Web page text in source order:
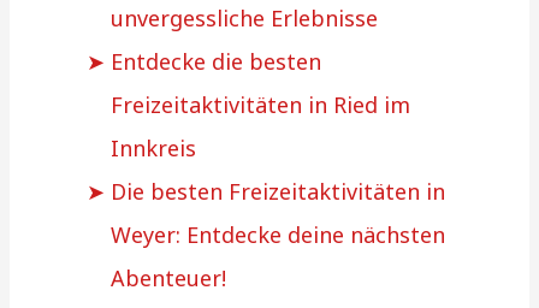
unvergessliche Erlebnisse
Entdecke die besten
Freizeitaktivitäten in Ried im
Innkreis
Die besten Freizeitaktivitäten in
Weyer: Entdecke deine nächsten
Abenteuer!